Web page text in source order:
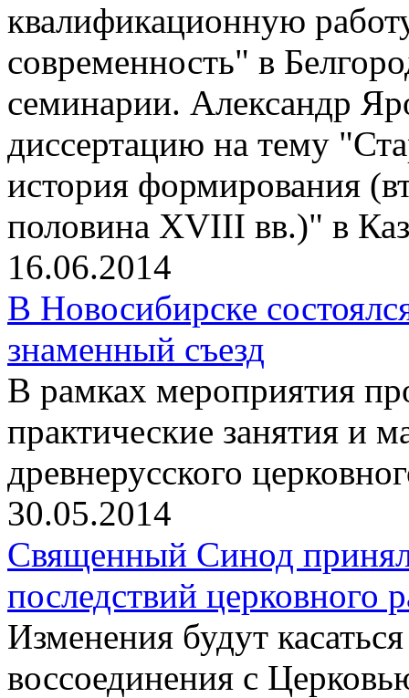
квалификационную
современность" в
семинарии. Александр
диссертацию на тему
история формирования
половина XVIII вв.)" в
16.06.2014
В Новосибирске
знаменный съезд
В рамках мероприятия
практические занятия и
древнерусского
30.05.2014
Священный Синод
последствий церковного
Изменения будут
воссоединения с